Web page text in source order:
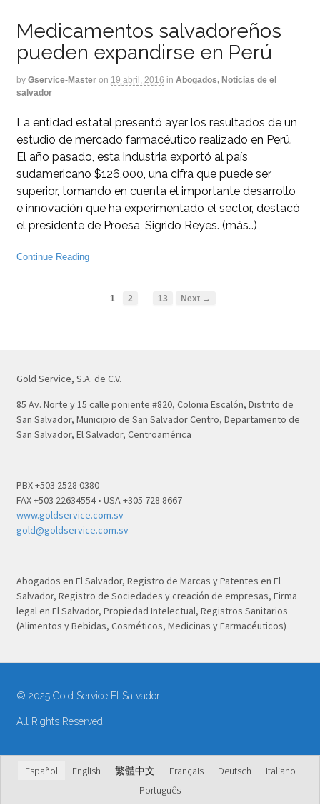
Medicamentos salvadoreños
pueden expandirse en Perú
by Gservice-Master on 19 abril, 2016 in Abogados, Noticias de el
salvador
La entidad estatal presentó ayer los resultados de un
estudio de mercado farmacéutico realizado en Perú.
El año pasado, esta industria exportó al país
sudamericano $126,000, una cifra que puede ser
superior, tomando en cuenta el importante desarrollo
e innovación que ha experimentado el sector, destacó
el presidente de Proesa, Sigrido Reyes. (más…)
Continue Reading
1 2 … 13 Next →
Gold Service, S.A. de C.V.
85 Av. Norte y 15 calle poniente #820, Colonia Escalón, Distrito de
San Salvador, Municipio de San Salvador Centro, Departamento de
San Salvador, El Salvador, Centroamérica
PBX +503 2528 0380
FAX +503 22634554 • USA +305 728 8667
www.goldservice.com.sv
gold@goldservice.com.sv
Abogados en El Salvador, Registro de Marcas y Patentes en El
Salvador, Registro de Sociedades y creación de empresas, Firma
legal en El Salvador, Propiedad Intelectual, Registros Sanitarios
(Alimentos y Bebidas, Cosméticos, Medicinas y Farmacéuticos)
© 2025 Gold Service El Salvador.
All Rights Reserved
Español English 繁體中文 Français Deutsch
Italiano
Português